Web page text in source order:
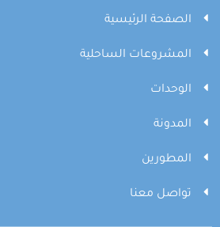
الصفحة الرئيسية
المشروعات الساحلية
الوحدات
المدونة
المطورين
تواصل معنا